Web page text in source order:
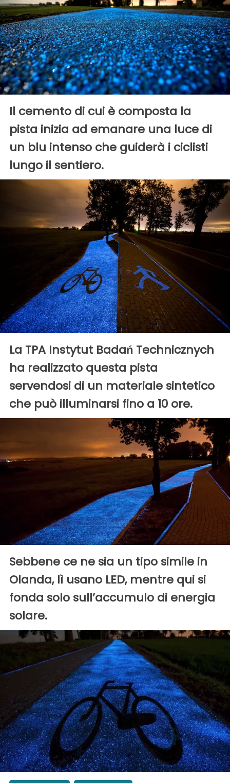
Il cemento di cui è composta la
pista inizia ad emanare una luce di
un blu intenso che guiderà i ciclisti
lungo il sentiero.
La TPA Instytut Badań Technicznych
ha realizzato questa pista
servendosi di un materiale sintetico
che può illuminarsi fino a 10 ore.
Sebbene ce ne sia un tipo simile in
Olanda, lì usano LED, mentre qui si
fonda solo sull’accumulo di energia
solare.